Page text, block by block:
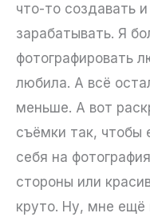
что-то создавать
зарабатывать. Я
фотографировать
любила. А всё
меньше. А вот
съёмки так, чтобы
себя на
стороны или
круто. Ну, мне ещё